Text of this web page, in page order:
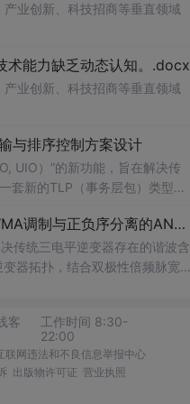
业创新、科技招商等垂直领域
术能力缺乏动态认知。.docx
业创新、科技招商等垂直领域
与排序控制方案设计
UIO）”的新功能，旨在解决传
套新的TLP（事务层包）类型和
博客 下载 社区 AtomGit 模型市场 搜CSDN 搜索 AI 搜索 会员中心 创作中心 基于DPWMA调制与正负序分离的ANPC三电平并网逆变器前馈控制策略研究（Simulink仿真实现）
传统三电平逆变器存在的谐波含
器拓扑，结合双极性倍频脉宽
况下的高质量稳定并网。 适
域研究的专业人士。 使用
何通过先进的调制和控制策略
议：建议读者
客
工作时间 8:30-
22:00
联网违法和不良信息举报中心
出版物许可证 营业执照